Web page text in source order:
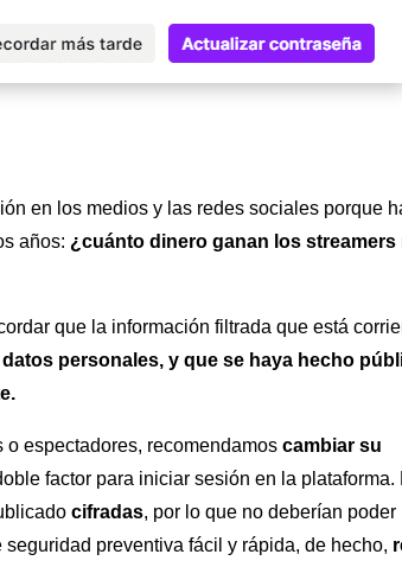
en los medios y las redes sociales porque
años: ¿cuánto dinero ganan los streamers
que la información filtrada que está
personales, y que se haya hecho
o espectadores, recomendamoscambiar su
factor para iniciar sesión en la plataforma.
cifradas, por lo que no deberían poder
preventiva fácil y rápida, de hecho,